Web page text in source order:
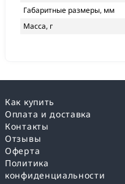
Габаритные размеры, мм
Масса, г
Как купить
Оплата и доставка
Контакты
Отзывы
Оферта
Политика
конфиденциальности